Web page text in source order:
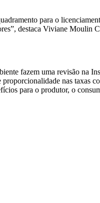
para o
destaca Viviane Moulin
fazem uma revisão na
nas taxas
para o produtor, o